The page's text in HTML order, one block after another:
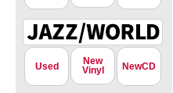
Used
New
Vinyl
NewCD